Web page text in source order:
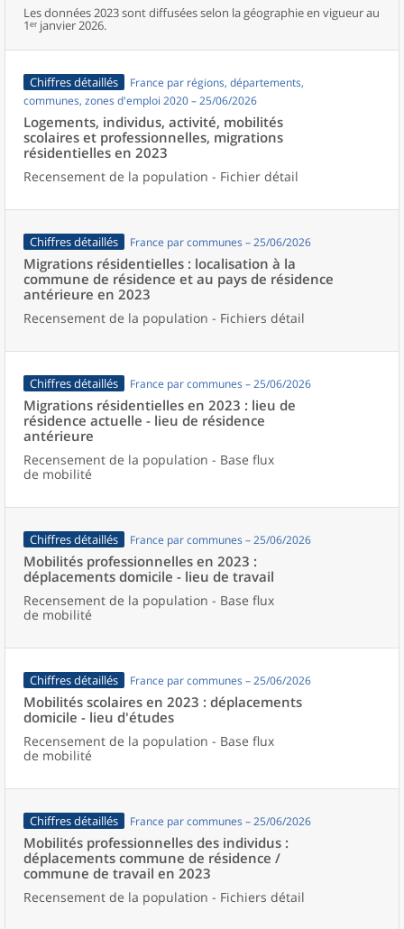
Les données 2023 sont diffusées selon la géographie en vigueur au
1ᵉʳ janvier 2026.
Chiffres détaillés
France par régions, départements,
communes, zones d'emploi 2020 – 25/06/2026
Logements, individus, activité, mobilités
scolaires et professionnelles, migrations
résidentielles en 2023
Recensement de la population - Fichier détail
Chiffres détaillés France par communes – 25/06/2026
Migrations résidentielles : localisation à la
commune de résidence et au pays de résidence
antérieure en 2023
Recensement de la population - Fichiers détail
Chiffres détaillés France par communes – 25/06/2026
Migrations résidentielles en 2023 : lieu de
résidence actuelle - lieu de résidence
antérieure
Recensement de la population - Base flux
de mobilité
Chiffres détaillés France par communes – 25/06/2026
Mobilités professionnelles en 2023 :
déplacements domicile - lieu de travail
Recensement de la population - Base flux
de mobilité
Chiffres détaillés France par communes – 25/06/2026
Mobilités scolaires en 2023 : déplacements
domicile - lieu d'études
Recensement de la population - Base flux
de mobilité
Chiffres détaillés France par communes – 25/06/2026
Mobilités professionnelles des individus :
déplacements commune de résidence /
commune de travail en 2023
Recensement de la population - Fichiers détail